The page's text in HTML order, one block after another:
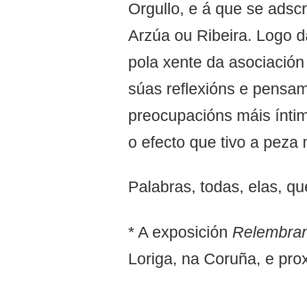
Orgullo, e á que se
Arzúa ou Ribeira. Logo
pola xente da
súas reflexións e
preocupacións máis
o efecto que tivo a peza
Palabras, todas, elas,
* A exposición
Loriga, na Coruña, e